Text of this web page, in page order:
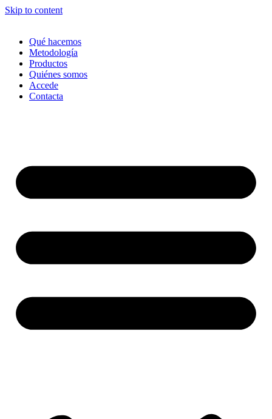
Skip to content
Qué hacemos
Metodología
Productos
Quiénes somos
Accede
Contacta